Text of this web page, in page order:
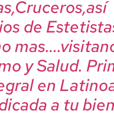
de
y Salud.
en
a tu